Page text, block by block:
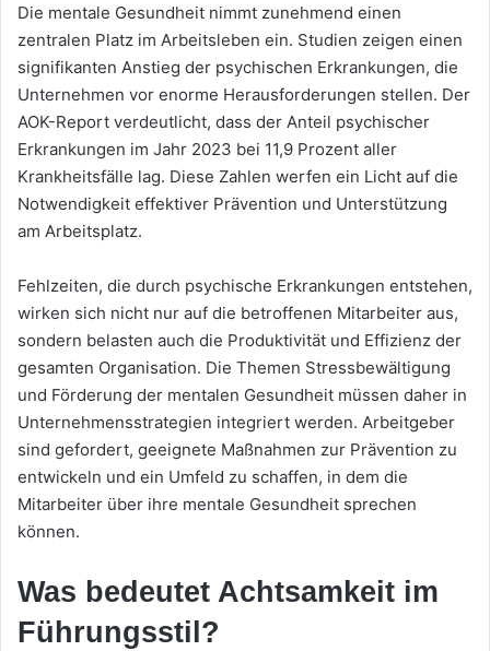
Die mentale Gesundheit nimmt zunehmend einen
zentralen Platz im Arbeitsleben ein. Studien zeigen einen
signifikanten Anstieg der psychischen Erkrankungen, die
Unternehmen vor enorme Herausforderungen stellen. Der
AOK-Report verdeutlicht, dass der Anteil psychischer
Erkrankungen im Jahr 2023 bei 11,9 Prozent aller
Krankheitsfälle lag. Diese Zahlen werfen ein Licht auf die
Notwendigkeit effektiver Prävention und Unterstützung
am Arbeitsplatz.
Fehlzeiten, die durch psychische Erkrankungen entstehen,
wirken sich nicht nur auf die betroffenen Mitarbeiter aus,
sondern belasten auch die Produktivität und Effizienz der
gesamten Organisation. Die Themen Stressbewältigung
und Förderung der mentalen Gesundheit müssen daher in
Unternehmensstrategien integriert werden. Arbeitgeber
sind gefordert, geeignete Maßnahmen zur Prävention zu
entwickeln und ein Umfeld zu schaffen, in dem die
Mitarbeiter über ihre mentale Gesundheit sprechen
können.
Was bedeutet Achtsamkeit im
Führungsstil?